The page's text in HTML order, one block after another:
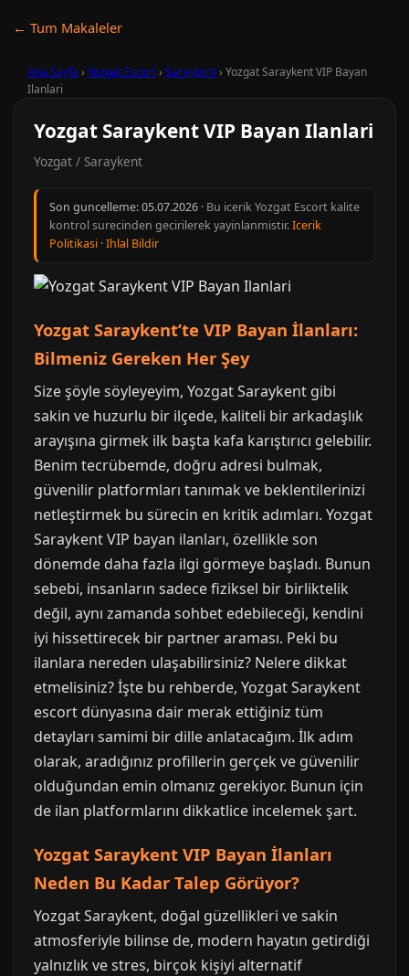
← Tum Makaleler
Ana Sayfa › Yozgat Escort› Saraykent› Yozgat Saraykent VIP Bayan
Ilanlari
Yozgat Saraykent VIP Bayan Ilanlari
Yozgat / Saraykent
Son guncelleme:05.07.2026 · Bu icerik Yozgat Escort kalite
kontrol surecinden gecirilerek yayinlanmistir.Icerik
Politikasi ·Ihlal Bildir
Yozgat Saraykent’te VIP Bayan İlanları:
Bilmeniz Gereken Her Şey
Size şöyle söyleyeyim, Yozgat Saraykent gibi
sakin ve huzurlu bir ilçede, kaliteli bir arkadaşlık
arayışına girmek ilk başta kafa karıştırıcı gelebilir.
Benim tecrübemde, doğru adresi bulmak,
güvenilir platformları tanımak ve beklentilerinizi
netleştirmek bu sürecin en kritik adımları. Yozgat
Saraykent VIP bayan ilanları, özellikle son
dönemde daha fazla ilgi görmeye başladı. Bunun
sebebi, insanların sadece fiziksel bir birliktelik
değil, aynı zamanda sohbet edebileceği, kendini
iyi hissettirecek bir partner araması. Peki bu
ilanlara nereden ulaşabilirsiniz? Nelere dikkat
etmelisiniz? İşte bu rehberde, Yozgat Saraykent
escort dünyasına dair merak ettiğiniz tüm
detayları samimi bir dille anlatacağım. İlk adım
olarak, aradığınız profillerin gerçek ve güvenilir
olduğundan emin olmanız gerekiyor. Bunun için
de ilan platformlarını dikkatlice incelemek şart.
Yozgat Saraykent VIP Bayan İlanları
Neden Bu Kadar Talep Görüyor?
Yozgat Saraykent, doğal güzellikleri ve sakin
atmosferiyle bilinse de, modern hayatın getirdiği
yalnızlık ve stres, birçok kişiyi alternatif